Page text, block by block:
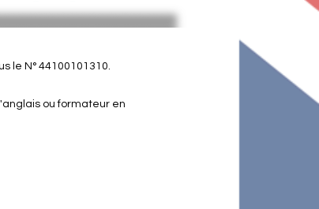
le N° 44100101310.
ou formateur en